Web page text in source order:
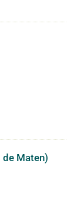
de Maten)